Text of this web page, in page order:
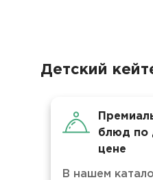
Детский
блюд по
цене
В нашем